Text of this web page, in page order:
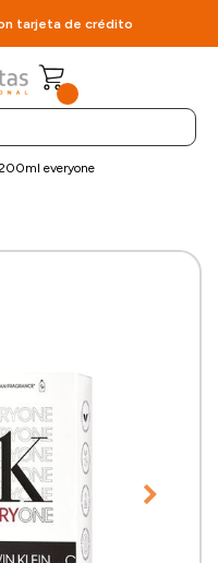
tarjeta de crédito
everyone